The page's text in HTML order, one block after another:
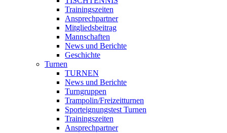
Trainingszeiten
Ansprechpartner
Mitgliedsbeitrag
Mannschaften
News und Berichte
Geschichte
Turnen
TURNEN
News und Berichte
Turngruppen
Trampolin/Freizeitturnen
Sporteignungstest Turnen
Trainingszeiten
Ansprechpartner